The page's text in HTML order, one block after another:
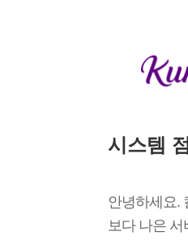
시스템
안녕하세요.
보다 나은 서